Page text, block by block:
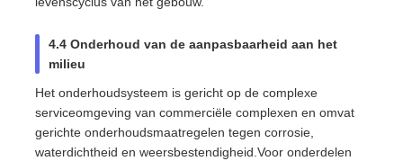
4.4 Onderhoud van de aanpasbaarheid aan het
milieu
Het onderhoudsysteem is gericht op de complexe
serviceomgeving van commerciële complexen en omvat
gerichte onderhoudsmaatregelen tegen corrosie,
waterdichtheid en weersbestendigheid.Voor onderdelen